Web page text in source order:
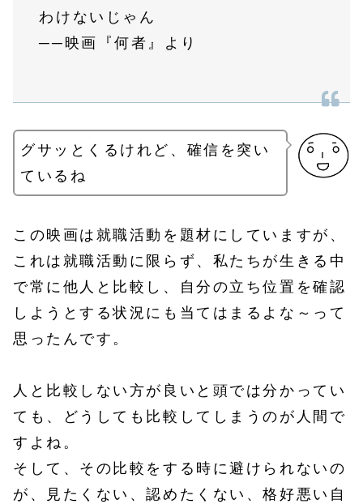
わけないじゃん
──映画『何者』より
グサッとくるけれど、確信を突い
ているね
この映画は就職活動を題材にしていますが、
これは就職活動に限らず、私たちが生きる中
で常に他人と比較し、自分の立ち位置を確認
しようとする状況にも当てはまるよな～って
思ったんです。
人と比較しない方が良いと頭では分かってい
ても、どうしても比較してしまうのが人間で
すよね。
そして、その比較をする時に避けられないの
が、見たくない、認めたくない、格好悪い自